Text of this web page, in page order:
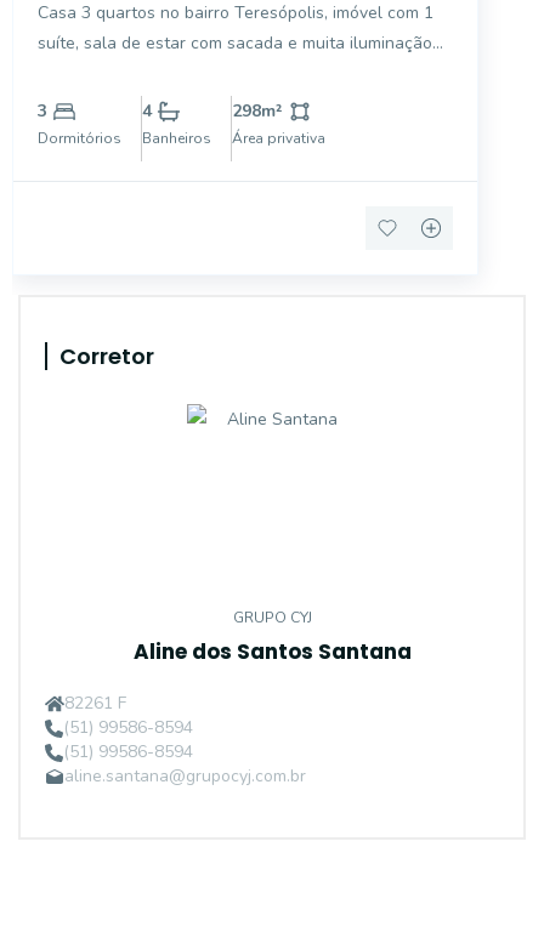
Casa 3 quartos no bairro Teresópolis, imóvel com 1
suíte, sala de estar com sacada e muita iluminação
área de serviço, 4 banheiros, piscina, churrasqueira,
área de lazer e vaga de garagem para 4 carros.
3
Dormitórios
4
Banheiros
298m²
Área privativa
Corretor
GRUPO CYJ
Aline dos Santos Santana
82261 F
(51) 99586-8594
(51) 99586-8594
aline.santana@grupocyj.com.br